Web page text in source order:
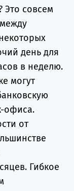
Это совсем
день для
в неделю.
могут
офиса.
от
Гибкое